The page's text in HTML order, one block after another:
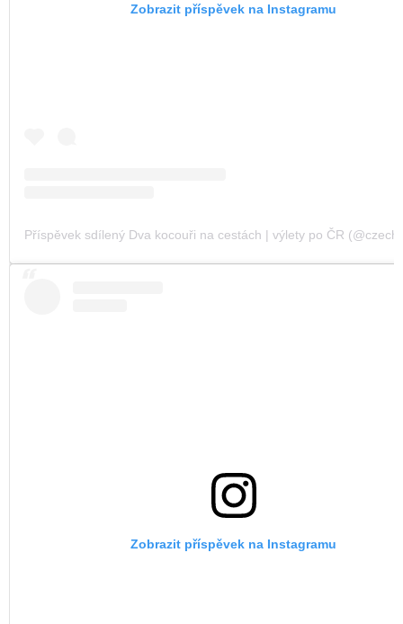
Zobrazit příspěvek na Instagramu
Příspěvek sdílený Dva kocouři na cestách | výlety po ČR
Zobrazit příspěvek na Instagramu